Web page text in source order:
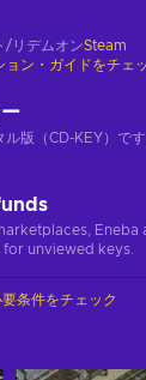
/リデムオンSteam
ョン・ガイドをチェ
版（CD-KEY）です
Eneba
unviewed keys.
要条件をチェック